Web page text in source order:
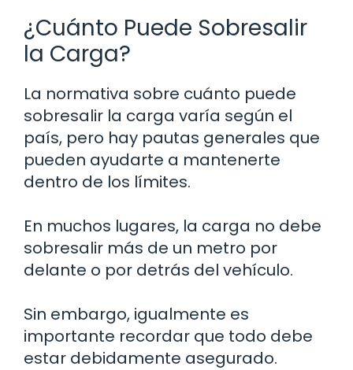
¿Cuánto Puede Sobresalir
la Carga?
La normativa sobre cuánto puede
sobresalir la carga varía según el
país, pero hay pautas generales que
pueden ayudarte a mantenerte
dentro de los límites.
En muchos lugares, la carga no debe
sobresalir más de un metro por
delante o por detrás del vehículo.
Sin embargo, igualmente es
importante recordar que todo debe
estar debidamente asegurado.